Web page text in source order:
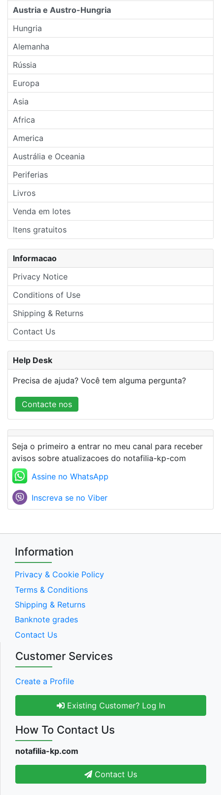
Austria e Austro-Hungria
Hungria
Alemanha
Rússia
Europa
Asia
Africa
America
Austrália e Oceania
Periferias
Livros
Venda em lotes
Itens gratuitos
Informacao
Privacy Notice
Conditions of Use
Shipping & Returns
Contact Us
Help Desk
Precisa de ajuda? Você tem alguma pergunta?
Contacte nos
Seja o primeiro a entrar no meu canal para receber
avisos sobre atualizacoes do notafilia-kp-com
Assine no WhatsApp
Inscreva se no Viber
Information
Privacy & Cookie Policy
Terms & Conditions
Shipping & Returns
Banknote grades
Contact Us
Customer Services
Create a Profile
Existing Customer? Log In
How To Contact Us
notafilia-kp.com
Contact Us